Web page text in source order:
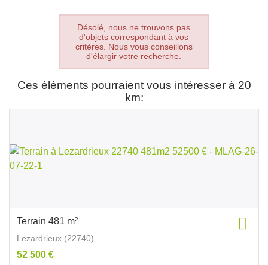
Désolé, nous ne trouvons pas
d'objets correspondant à vos
critères. Nous vous conseillons
d'élargir votre recherche.
Ces éléments pourraient vous intéresser à 20
km:
Terrain 481 m²
Lezardrieux (22740)
52 500 €